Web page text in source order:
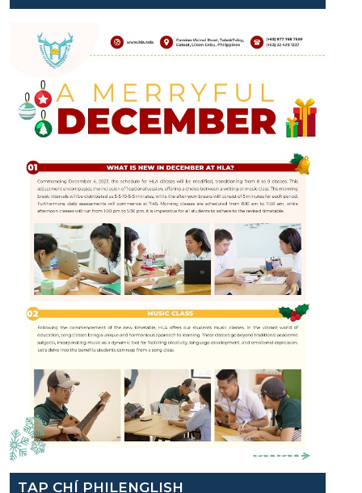
TẠP CHÍ PHILENGLISH